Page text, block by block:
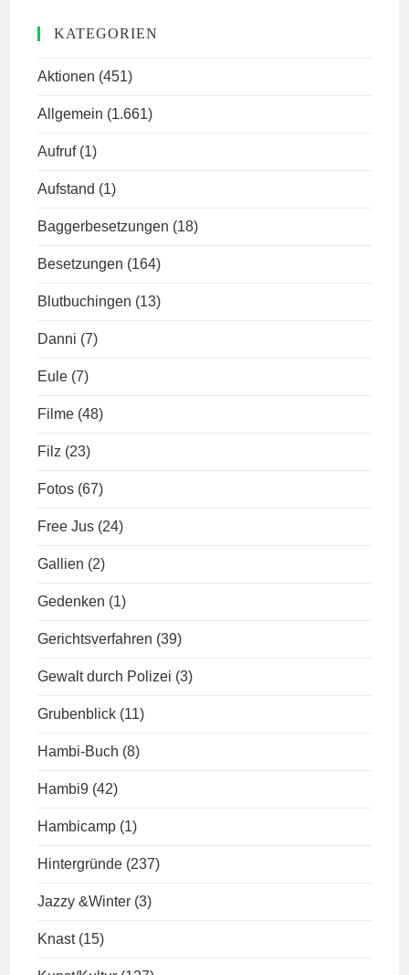
KATEGORIEN
Aktionen (451)
Allgemein (1.661)
Aufruf (1)
Aufstand (1)
Baggerbesetzungen (18)
Besetzungen (164)
Blutbuchingen (13)
Danni (7)
Eule (7)
Filme (48)
Filz (23)
Fotos (67)
Free Jus (24)
Gallien (2)
Gedenken (1)
Gerichtsverfahren (39)
Gewalt durch Polizei (3)
Grubenblick (11)
Hambi-Buch (8)
Hambi9 (42)
Hambicamp (1)
Hintergründe (237)
Jazzy &Winter (3)
Knast (15)